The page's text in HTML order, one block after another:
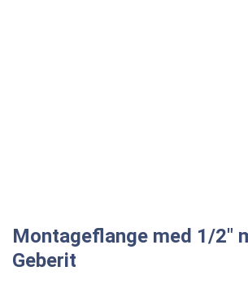
Montageflange med 1/2″
Geberit